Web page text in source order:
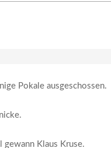
Pokale ausgeschossen.
gewann Klaus Kruse.